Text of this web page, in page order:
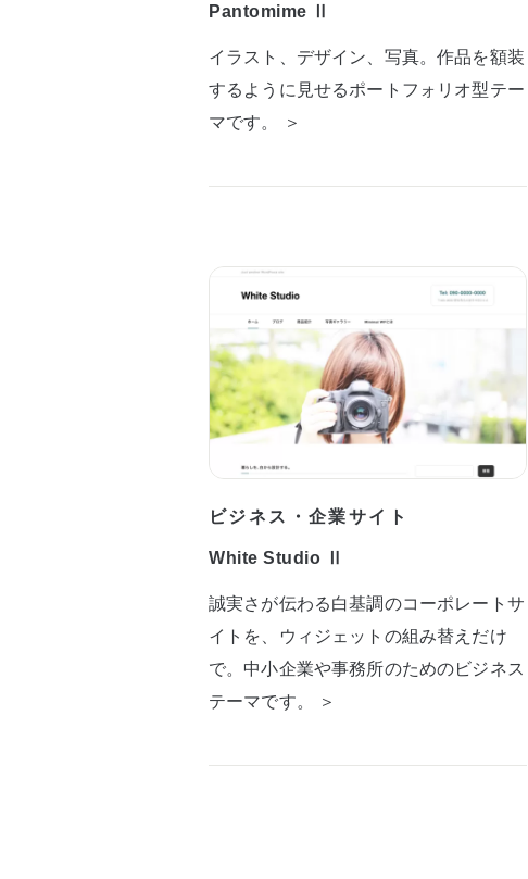
Pantomime Ⅱ
イラスト、デザイン、写真。作品を額装
するように見せるポートフォリオ型テー
マです。 ＞
ビジネス・企業サイト
White Studio Ⅱ
誠実さが伝わる白基調のコーポレートサ
イトを、ウィジェットの組み替えだけ
で。中小企業や事務所のためのビジネス
テーマです。 ＞